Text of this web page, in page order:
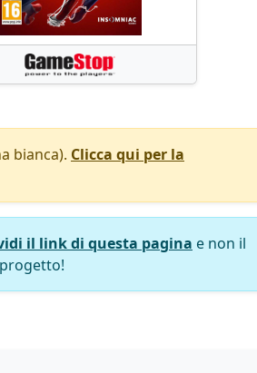
bianca). Clicca qui per la
il link di questa pagina e non il